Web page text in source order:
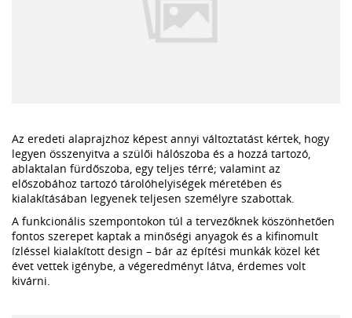
Az eredeti alaprajzhoz képest annyi változtatást kértek, hogy
legyen összenyitva a szülői hálószoba és a hozzá tartozó,
ablaktalan fürdőszoba, egy teljes térré; valamint az
előszobához tartozó tárolóhelyiségek méretében és
kialakításában legyenek teljesen személyre szabottak.
A funkcionális szempontokon túl a tervezőknek köszönhetően
fontos szerepet kaptak a minőségi anyagok és a kifinomult
ízléssel kialakított design – bár az építési munkák közel két
évet vettek igénybe, a végeredményt látva, érdemes volt
kivárni.